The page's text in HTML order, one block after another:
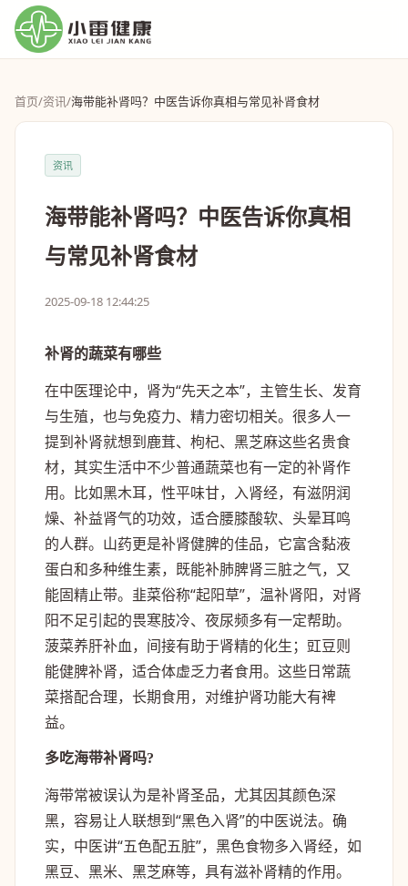
首页/资讯/海带能补肾吗？中医告诉你真相与常见补肾食材
资讯
海带能补肾吗？中医告诉你真相
与常见补肾食材
2025-09-18 12:44:25
补肾的蔬菜有哪些
在中医理论中，肾为“先天之本”，主管生长、发育
与生殖，也与免疫力、精力密切相关。很多人一
提到补肾就想到鹿茸、枸杞、黑芝麻这些名贵食
材，其实生活中不少普通蔬菜也有一定的补肾作
用。比如黑木耳，性平味甘，入肾经，有滋阴润
燥、补益肾气的功效，适合腰膝酸软、头晕耳鸣
的人群。山药更是补肾健脾的佳品，它富含黏液
蛋白和多种维生素，既能补肺脾肾三脏之气，又
能固精止带。韭菜俗称“起阳草”，温补肾阳，对肾
阳不足引起的畏寒肢冷、夜尿频多有一定帮助。
菠菜养肝补血，间接有助于肾精的化生；豇豆则
能健脾补肾，适合体虚乏力者食用。这些日常蔬
菜搭配合理，长期食用，对维护肾功能大有裨
益。
多吃海带补肾吗?
海带常被误认为是补肾圣品，尤其因其颜色深
黑，容易让人联想到“黑色入肾”的中医说法。确
实，中医讲“五色配五脏”，黑色食物多入肾经，如
黑豆、黑米、黑芝麻等，具有滋补肾精的作用。